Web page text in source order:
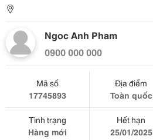
Ngoc Anh Pham
0900 000 000
Mã số
17745893
Địa điểm
Toàn quốc
Tình trạng
Hàng mới
Hết hạn
25/01/2025